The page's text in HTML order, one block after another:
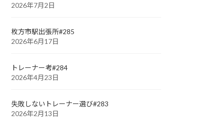
2026年7月2日
枚方市駅出張所#285
2026年6月17日
トレーナー考#284
2026年4月23日
失敗しないトレーナー選び#283
2026年2月13日